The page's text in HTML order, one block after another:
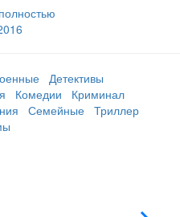
Детективы
Комедии
Криминал
Семейные Триллер